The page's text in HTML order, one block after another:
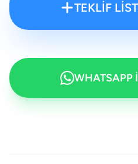
TEKLİF
WHATSAPP